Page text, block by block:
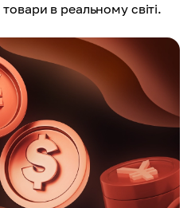
в реальному світі.